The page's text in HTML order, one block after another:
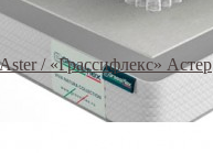
/ «Грассифлекс» Астер